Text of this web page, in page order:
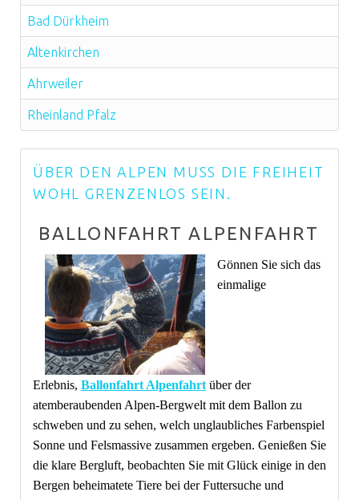
Bad Dürkheim
Altenkirchen
Ahrweiler
Rheinland Pfalz
ÜBER DEN ALPEN MUSS DIE FREIHEIT
WOHL GRENZENLOS SEIN.
BALLONFAHRT ALPENFAHRT
Gönnen Sie sich das
einmalige
Erlebnis, Ballonfahrt Alpenfahrt über der
atemberaubenden Alpen-Bergwelt mit dem Ballon zu
schweben und zu sehen, welch unglaubliches Farbenspiel
Sonne und Felsmassive zusammen ergeben. Genießen Sie
die klare Bergluft, beobachten Sie mit Glück einige in den
Bergen beheimatete Tiere bei der Futtersuche und